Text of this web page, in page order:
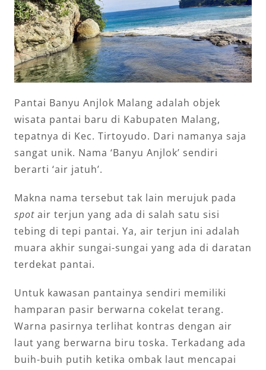
Pantai Banyu Anjlok Malang adalah objek
wisata pantai baru di Kabupaten Malang,
tepatnya di Kec. Tirtoyudo. Dari namanya saja
sangat unik. Nama ‘Banyu Anjlok’ sendiri
berarti ‘air jatuh’.
Makna nama tersebut tak lain merujuk pada
spotair terjun yang ada di salah satu sisi
tebing di tepi pantai. Ya, air terjun ini adalah
muara akhir sungai-sungai yang ada di daratan
terdekat pantai.
Untuk kawasan pantainya sendiri memiliki
hamparan pasir berwarna cokelat terang.
Warna pasirnya terlihat kontras dengan air
laut yang berwarna biru toska. Terkadang ada
buih-buih putih ketika ombak laut mencapai